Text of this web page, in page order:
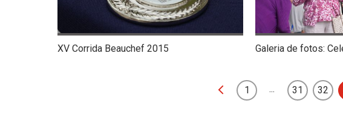
XV Corrida Beauchef 2015 Galeria de fotos:
1 ... 31 32